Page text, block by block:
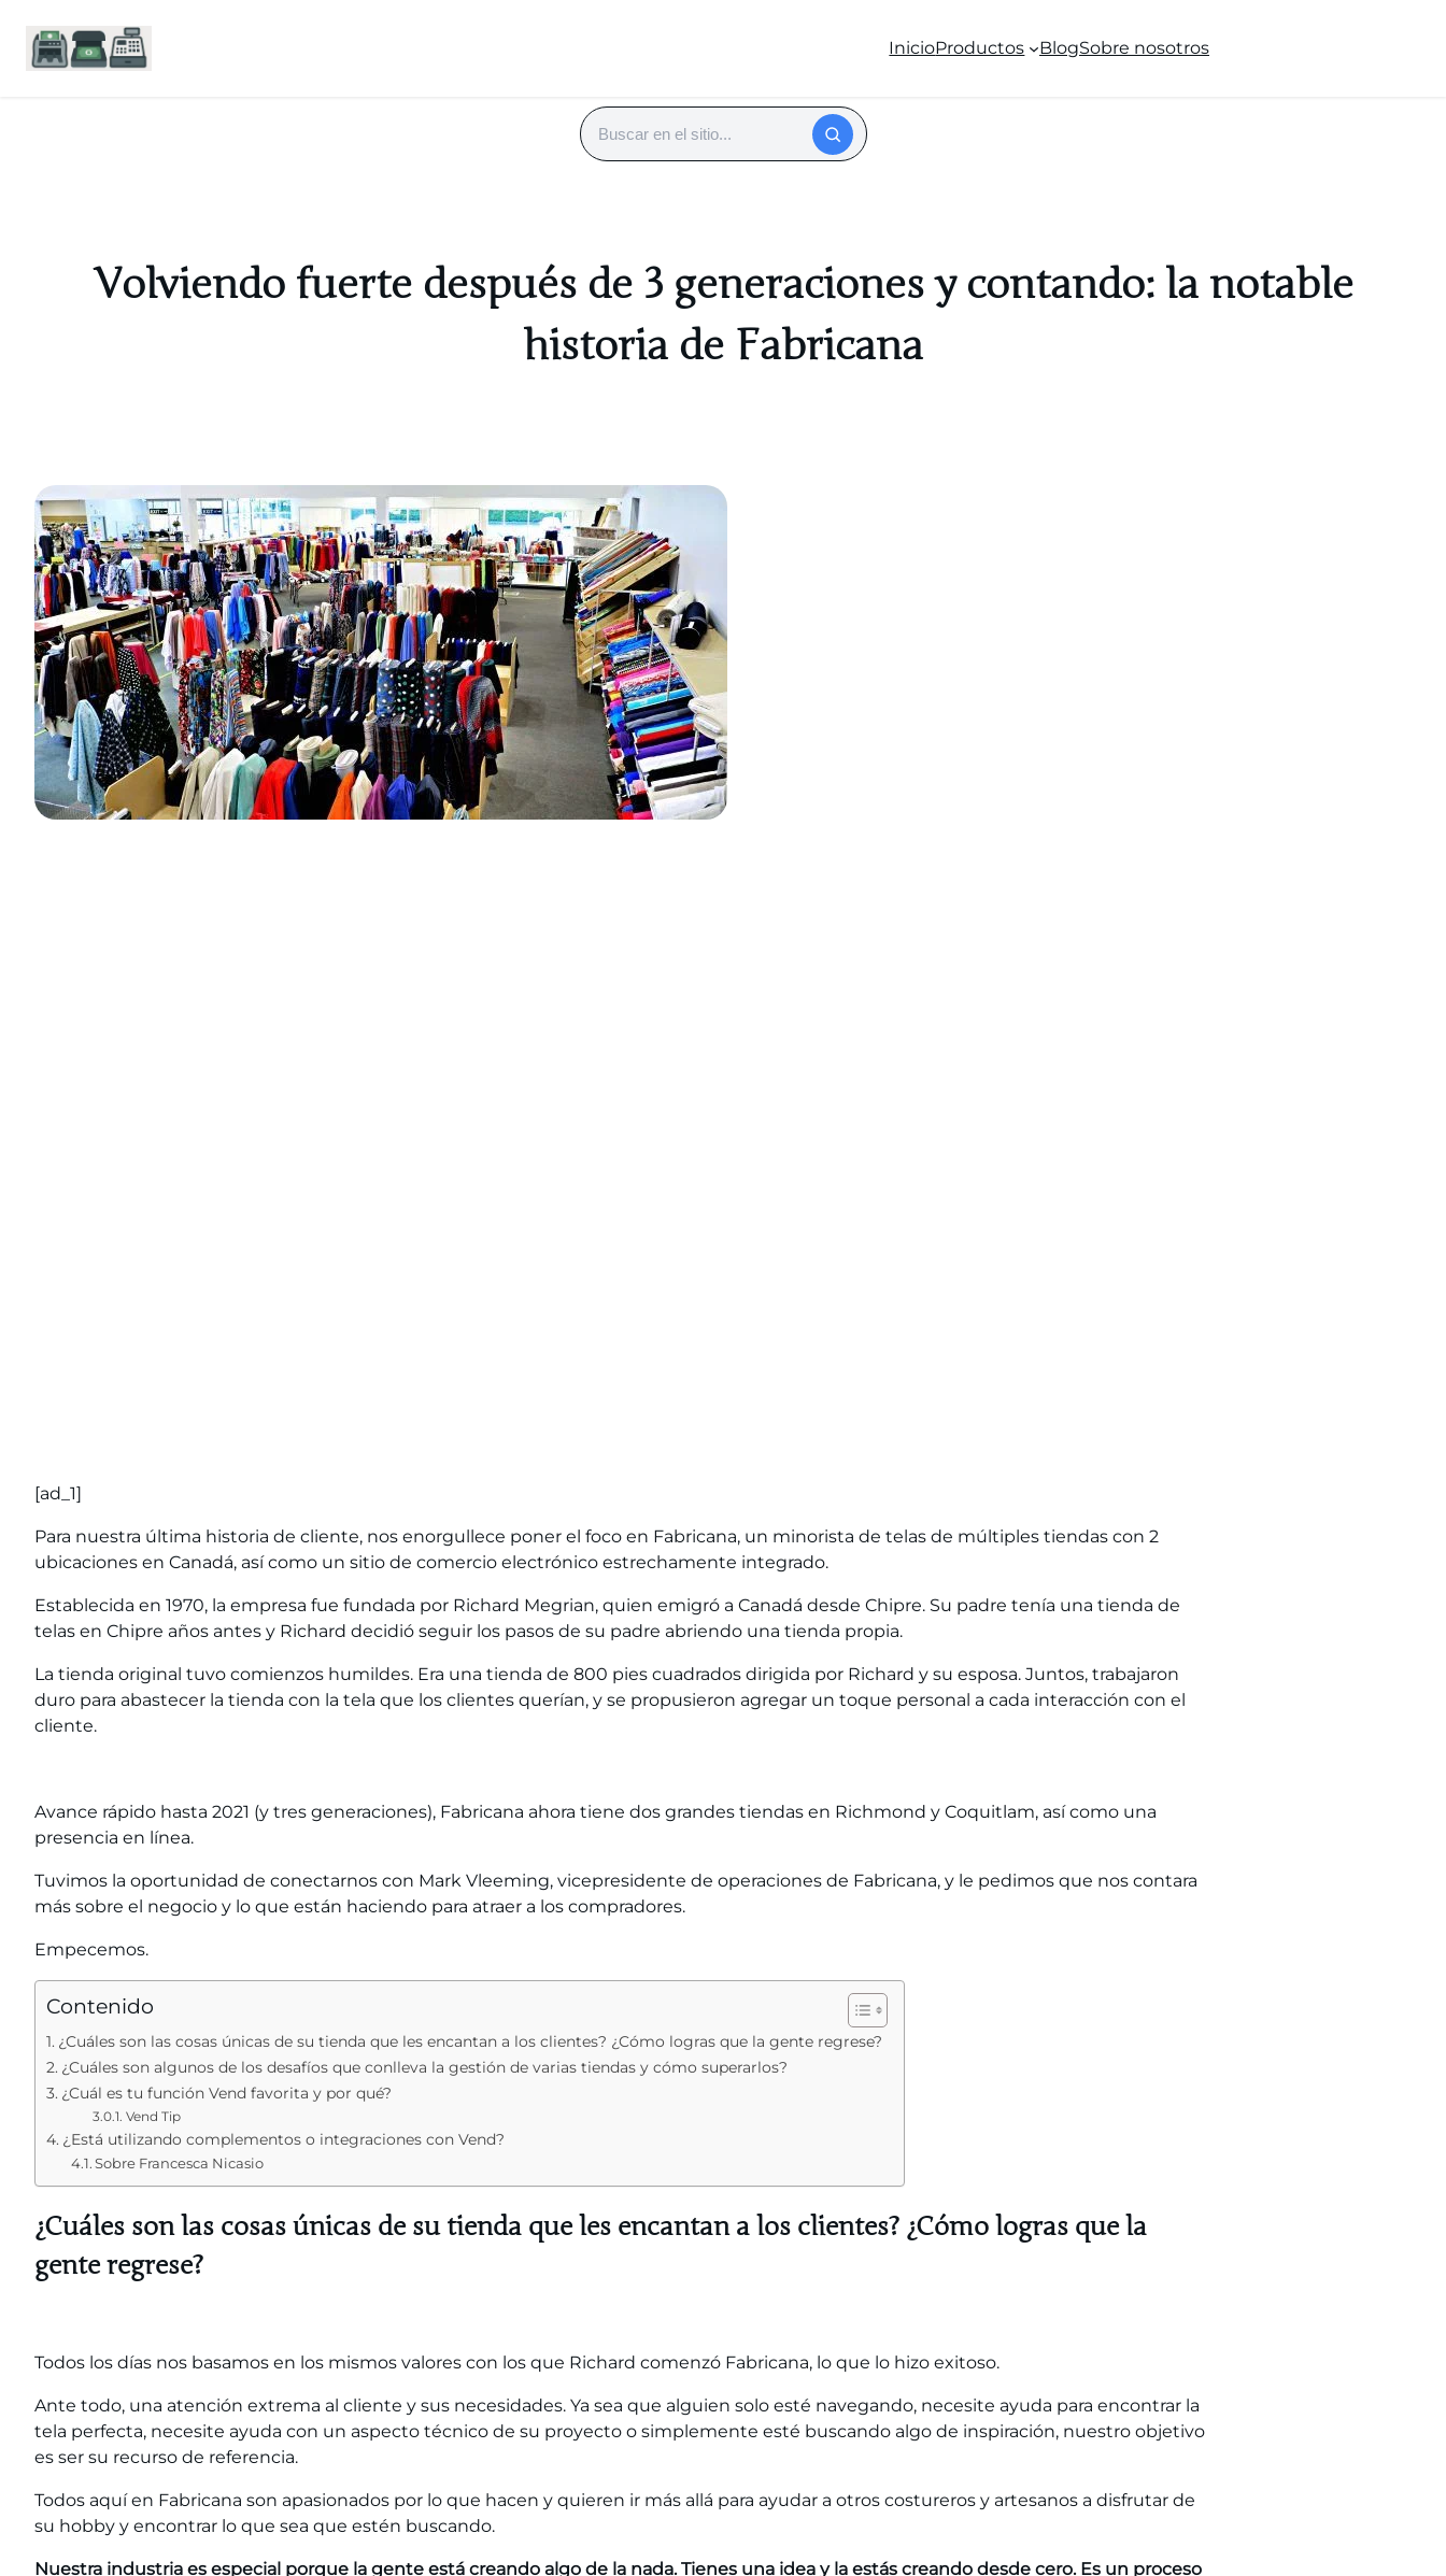
InicioProductos BlogSobre nosotros
Buscar
Volviendo fuerte después de 3 generaciones y contando: la notable
historia de Fabricana
[ad_1]
Para nuestra última historia de cliente, nos enorgullece poner el foco en Fabricana, un minorista de telas de múltiples tiendas con 2
ubicaciones en Canadá, así como un sitio de comercio electrónico estrechamente integrado.
Establecida en 1970, la empresa fue fundada por Richard Megrian, quien emigró a Canadá desde Chipre. Su padre tenía una tienda de
telas en Chipre años antes y Richard decidió seguir los pasos de su padre abriendo una tienda propia.
La tienda original tuvo comienzos humildes. Era una tienda de 800 pies cuadrados dirigida por Richard y su esposa. Juntos, trabajaron
duro para abastecer la tienda con la tela que los clientes querían, y se propusieron agregar un toque personal a cada interacción con el
cliente.
Avance rápido hasta 2021 (y tres generaciones), Fabricana ahora tiene dos grandes tiendas en Richmond y Coquitlam, así como una
presencia en línea.
Tuvimos la oportunidad de conectarnos con Mark Vleeming, vicepresidente de operaciones de Fabricana, y le pedimos que nos contara
más sobre el negocio y lo que están haciendo para atraer a los compradores.
Empecemos.
Contenido
¿Cuáles son las cosas únicas de su tienda que les encantan a los clientes? ¿Cómo logras que la gente regrese?
¿Cuáles son algunos de los desafíos que conlleva la gestión de varias tiendas y cómo superarlos?
¿Cuál es tu función Vend favorita y por qué?
Vend Tip
¿Está utilizando complementos o integraciones con Vend?
Sobre Francesca Nicasio
¿Cuáles son las cosas únicas de su tienda que les encantan a los clientes? ¿Cómo logras que la
gente regrese?
Todos los días nos basamos en los mismos valores con los que Richard comenzó Fabricana, lo que lo hizo exitoso.
Ante todo, una atención extrema al cliente y sus necesidades. Ya sea que alguien solo esté navegando, necesite ayuda para encontrar la
tela perfecta, necesite ayuda con un aspecto técnico de su proyecto o simplemente esté buscando algo de inspiración, nuestro objetivo
es ser su recurso de referencia.
Todos aquí en Fabricana son apasionados por lo que hacen y quieren ir más allá para ayudar a otros costureros y artesanos a disfrutar de
su hobby y encontrar lo que sea que estén buscando.
Nuestra industria es especial porque la gente está creando algo de la nada. Tienes una idea y la estás creando desde cero. Es un proceso